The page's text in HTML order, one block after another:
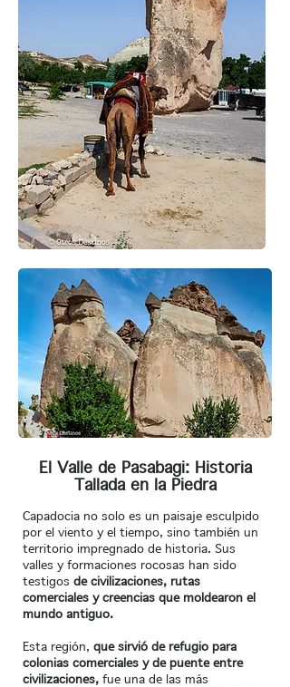
El Valle de Pasabagi: Historia
Tallada en la Piedra
Capadocia no solo es un paisaje esculpido
por el viento y el tiempo, sino también un
territorio impregnado de historia. Sus
valles y formaciones rocosas han sido
testigos de civilizaciones, rutas
comerciales y creencias que moldearon el
mundo antiguo.
Esta región, que sirvió de refugio para
colonias comerciales y de puente entre
civilizaciones, fue una de las más